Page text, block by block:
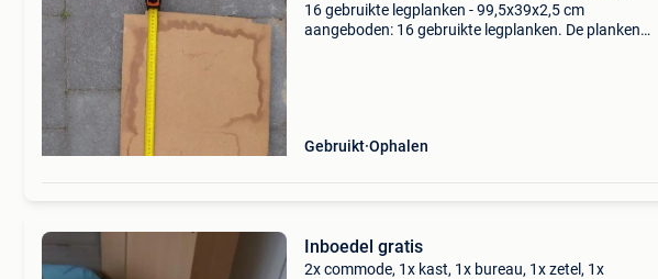
16 gebruikte legplanken - 99,5x39x2,5 cm
aangeboden: 16 gebruikte legplanken. De planken
Gebruikt Ophalen
Inboedel gratis
2x commode, 1x kast, 1x bureau, 1x zetel, 1x